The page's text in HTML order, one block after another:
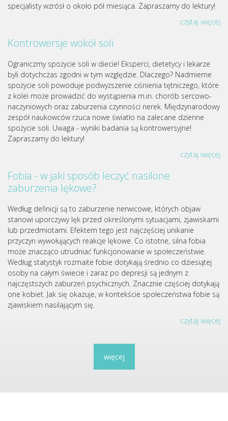
specjalisty wzrósł o około pół miesiąca. Zapraszamy do lektury!
czytaj więcej
Kontrowersje wokół soli
Ograniczmy spożycie soli w diecie! Eksperci, dietetycy i lekarze
byli dotychczas zgodni w tym względzie. Dlaczego? Nadmierne
spożycie soli powoduje podwyższenie ciśnienia tętniczego, które
z kolei może prowadzić do wystąpienia m.in. chorób sercowo-
naczyniowych oraz zaburzenia czynności nerek. Międzynarodowy
zespół naukowców rzuca nowe światło na zalecane dzienne
spożycie soli. Uwaga - wyniki badania są kontrowersyjne!
Zapraszamy do lektury!
czytaj więcej
Fobia - w jaki sposób leczyć nasilone
zaburzenia lękowe?
Według definicji są to zaburzenie nerwicowe, których objaw
stanowi uporczywy lęk przed określonymi sytuacjami, zjawiskami
lub przedmiotami. Efektem tego jest najczęściej unikanie
przyczyn wywołujących reakcje lękowe. Co istotne, silna fobia
może znacząco utrudniać funkcjonowanie w społeczeństwie.
Według statystyk rozmaite fobie dotykają średnio co dziesiątej
osoby na całym świecie i zaraz po depresji są jednym z
najczęstszych zaburzeń psychicznych. Znacznie częściej dotykają
one kobiet. Jak się okazuje, w kontekście społeczeństwa fobie są
zjawiskiem nasilającym się.
czytaj więcej
więcej